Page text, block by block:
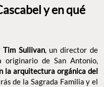
y en qué
Tim Sullivan, un director de
originario de San Antonio,
la arquitectura orgánica del
de la Sagrada Familia y el